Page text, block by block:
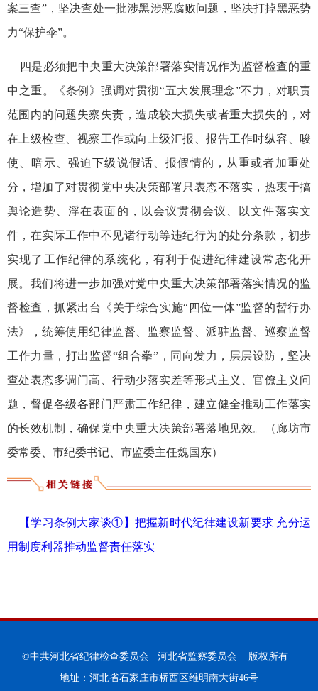
案三查”，坚决查处一批涉黑涉恶腐败问题，坚决打掉黑恶势
力“保护伞”。
四是必须把中央重大决策部署落实情况作为监督检查的重
中之重。《条例》强调对贯彻“五大发展理念”不力，对职责
范围内的问题失察失责，造成较大损失或者重大损失的，对
在上级检查、视察工作或向上级汇报、报告工作时纵容、唆
使、暗示、强迫下级说假话、报假情的，从重或者加重处
分，增加了对贯彻党中央决策部署只表态不落实，热衷于搞
舆论造势、浮在表面的，以会议贯彻会议、以文件落实文
件，在实际工作中不见诸行动等违纪行为的处分条款，初步
实现了工作纪律的系统化，有利于促进纪律建设常态化开
展。我们将进一步加强对党中央重大决策部署落实情况的监
督检查，抓紧出台《关于综合实施“四位一体”监督的暂行办
法》，统筹使用纪律监督、监察监督、派驻监督、巡察监督
工作力量，打出监督“组合拳”，同向发力，层层设防，坚决
查处表态多调门高、行动少落实差等形式主义、官僚主义问
题，督促各级各部门严肃工作纪律，建立健全推动工作落实
的长效机制，确保党中央重大决策部署落地见效。（廊坊市
委常委、市纪委书记、市监委主任魏国东）
【学习条例大家谈①】把握新时代纪律建设新要求 充分运
用制度利器推动监督责任落实
©中共河北省纪律检查委员会 河北省监察委员会 版权所有
地址：河北省石家庄市桥西区维明南大街46号